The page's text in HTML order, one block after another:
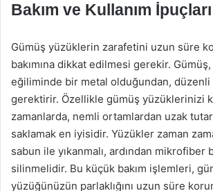
Bakım ve Kullanım İpuçları
Gümüş yüzüklerin zarafetini uzun süre
bakımına dikkat edilmesi gerekir.
eğiliminde bir metal olduğundan, düzenli
gerektirir. Özellikle gümüş yüzüklerinizi
zamanlarda, nemli ortamlardan uzak
saklamak en iyisidir. Yüzükler zaman
sabun ile yıkanmalı, ardından mikrofiber
silinmelidir. Bu küçük bakım işlemleri,
yüzüğünüzün parlaklığını uzun süre